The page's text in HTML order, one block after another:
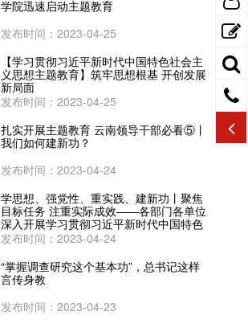
学院迅速启动主题教育
发布时间：2023-04-25
【学习贯彻习近平新时代中国特色社会主
义思想主题教育】筑牢思想根基 开创发展
新局面
发布时间：2023-04-25
扎实开展主题教育 云南领导干部必看⑤丨
我们如何建新功？
发布时间：2023-04-24
学思想、强党性、重实践、建新功丨聚焦
目标任务 注重实际成效——各部门各单位
深入开展学习贯彻习近平新时代中国特色
社会主义思想主题教育
发布时间：2023-04-24
“掌握调查研究这个基本功”，总书记这样
言传身教
发布时间：2023-04-23